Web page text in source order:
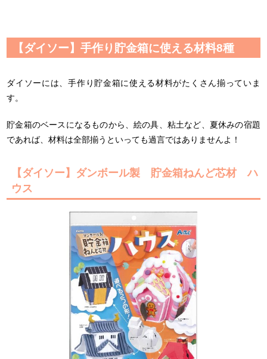
【ダイソー】手作り貯金箱に使える材料8種
ダイソーには、手作り貯金箱に使える材料がたくさん揃っていま
す。
貯金箱のベースになるものから、絵の具、粘土など、夏休みの宿題
であれば、材料は全部揃うといっても過言ではありませんよ！
【ダイソー】ダンボール製 貯金箱ねんど芯材 ハ
ウス